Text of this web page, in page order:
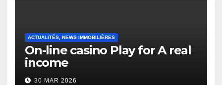
ACTUALITÉS, NEWS IMMOBILIÈRES
On-line casino Play for A real
income
30 MAR 2026